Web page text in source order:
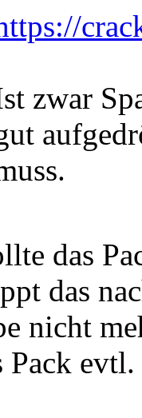
zwar
das
das
nicht
Pack evtl.